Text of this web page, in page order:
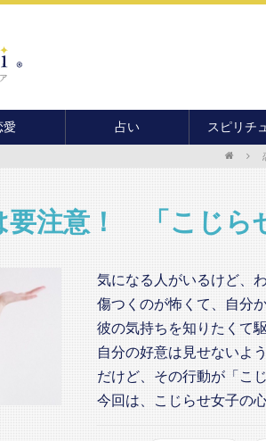
愛
結婚
クス
復縁
占い
カード占い
電話占い
スピリチ
開運
パワースポ
オカル
要注意！ 「こじら
気になる人がいるけど、
傷つくのが怖くて、自分
彼の気持ちを知りたくて
自分の好意は見せないよ
だけど、その行動が「こ
今回は、こじらせ女子の